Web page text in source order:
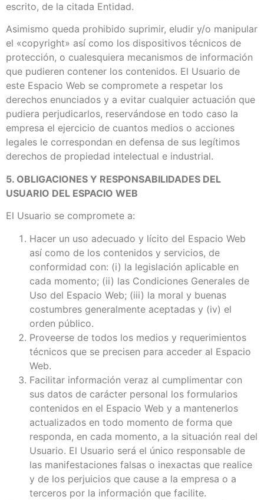
escrito, de la citada Entidad.
Asimismo queda prohibido suprimir, eludir y/o manipular
el «copyright» así como los dispositivos técnicos de
protección, o cualesquiera mecanismos de información
que pudieren contener los contenidos. El Usuario de
este Espacio Web se compromete a respetar los
derechos enunciados y a evitar cualquier actuación que
pudiera perjudicarlos, reservándose en todo caso la
empresa el ejercicio de cuantos medios o acciones
legales le correspondan en defensa de sus legítimos
derechos de propiedad intelectual e industrial.
5. OBLIGACIONES Y RESPONSABILIDADES DEL
USUARIO DEL ESPACIO WEB
El Usuario se compromete a:
Hacer un uso adecuado y lícito del Espacio Web
así como de los contenidos y servicios, de
conformidad con: (i) la legislación aplicable en
cada momento; (ii) las Condiciones Generales de
Uso del Espacio Web; (iii) la moral y buenas
costumbres generalmente aceptadas y (iv) el
orden público.
Proveerse de todos los medios y requerimientos
técnicos que se precisen para acceder al Espacio
Web.
Facilitar información veraz al cumplimentar con
sus datos de carácter personal los formularios
contenidos en el Espacio Web y a mantenerlos
actualizados en todo momento de forma que
responda, en cada momento, a la situación real del
Usuario. El Usuario será el único responsable de
las manifestaciones falsas o inexactas que realice
y de los perjuicios que cause a la empresa o a
terceros por la información que facilite.